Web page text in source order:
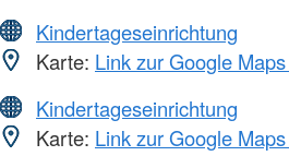
Kindertageseinrichtung
Karte: Link zur Google
Kindertageseinrichtung
Karte: Link zur Google